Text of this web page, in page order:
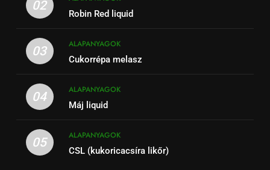
02
Robin Red liquid
03
ALAPANYAGOK
Cukorrépa melasz
04
ALAPANYAGOK
Máj liquid
05
ALAPANYAGOK
CSL (kukoricacsíra likőr)